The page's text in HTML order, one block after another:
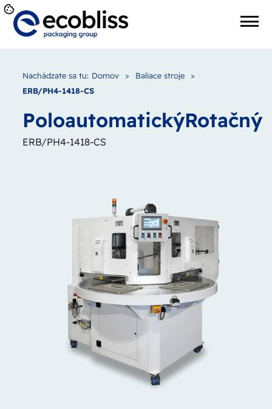
Nachádzate sa tu: Domov > Baliace stroje
>
ERB/PH4-1418-CS
PoloautomatickýRotačný
ERB/PH4-1418-CS